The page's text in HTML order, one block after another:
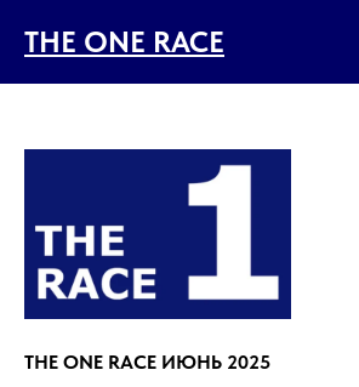
THE ONE RACE
THE ONE RACE ИЮНЬ 2025